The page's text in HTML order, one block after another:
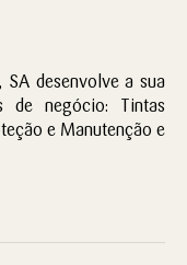
SA desenvolve a sua
de negócio: Tintas
e Manutenção e